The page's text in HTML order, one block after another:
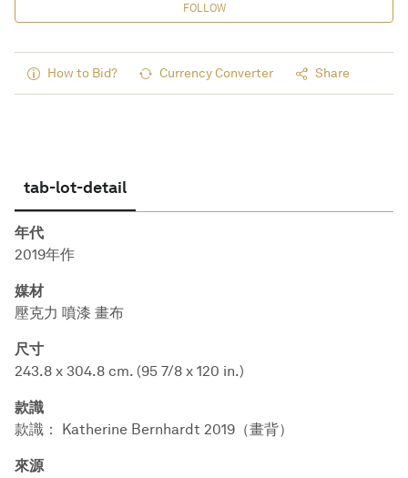
FOLLOW
How to Bid? Currency Converter Share
tab-lot-detail
年代
2019年作
媒材
壓克力 噴漆 畫布
尺寸
243.8 x 304.8 cm. (95 7/8 x 120 in.)
款識
款識： Katherine Bernhardt 2019（畫背）
來源